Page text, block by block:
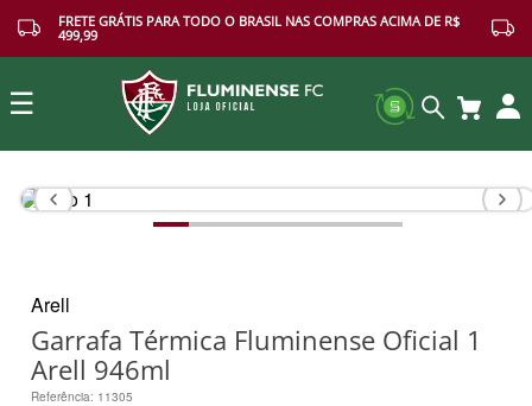
FRETE GRÁTIS PARA TODO O BRASIL NAS COMPRAS ACIMA DE R$
499,99
☰
Buscar
Arell
Garrafa Térmica Fluminense Oficial 1
Arell 946ml
Referência: 11305